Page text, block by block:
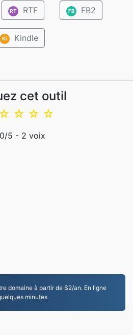
RT RTF FB FB2
Ki Kindle
cet outil
☆
☆
☆
/5 - 2 voix
domaine à partir de $2/an. En ligne
minutes.